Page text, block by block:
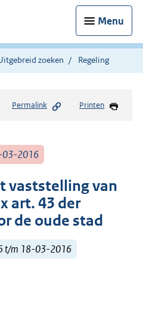
Menu
zoeken Regeling
Permalink Printen
03-2016
vaststelling van
art. 43 der
de oude stad
t/m 18-03-2016